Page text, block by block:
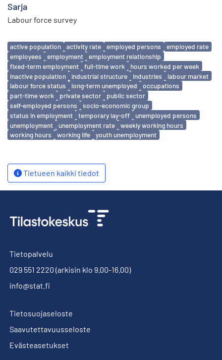
Sarja
Labour force survey
Avainsanat
active population activity rate employed persons
employed rate
employees
employment
employment relationship
fixed-term employment
full-time work
hours worked per week
inactive population
industrial structure industries
labour market
labour force status
long-term unemployed
occupations
part-time work
private sector
public sector
self-employed persons
socio-economic group
status in employment
temporary lay-off
unemployed persons
unemployment
unemployment rate
weekly working hours
working hours
working life youth unemployment
Tietueen kaikki tiedot
Tietopalvelu
029 551 2220 (arkisin klo 9.00-16.00)
info@stat.fi
Tietosuojaseloste
Saavutettavuusseloste
Evästeasetukset